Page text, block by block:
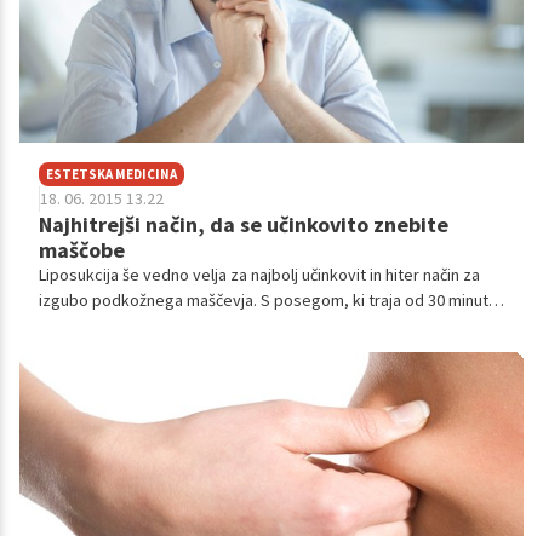
ESTETSKA MEDICINA
18. 06. 2015 13.22
Najhitrejši način, da se učinkovito znebite
maščobe
Liposukcija še vedno velja za najbolj učinkovit in hiter način za
izgubo podkožnega maščevja. S posegom, ki traja od 30 minut
popolnoma preoblikujejo postavo. Kljub vsemu pa liposukcija ni
nadomestek hujšanja, opozarja plastični kirurg dr. Andrej Repež.